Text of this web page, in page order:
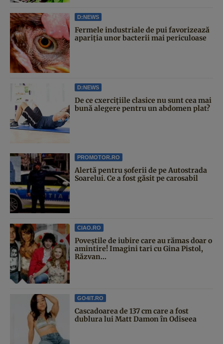
D:NEWS
Fermele industriale de pui favorizează
apariția unor bacterii mai periculoase
D:NEWS
De ce cxercițiile clasice nu sunt cea mai
bună alegere pentru un abdomen plat?
PROMOTOR.RO
Alertă pentru șoferii de pe Autostrada
Soarelui. Ce a fost găsit pe carosabil
CIAO.RO
Poveştile de iubire care au rămas doar o
amintire! Imagini tari cu Gina Pistol,
Răzvan...
GO4IT.RO
Cascadoarea de 137 cm care a fost
dublura lui Matt Damon în Odiseea